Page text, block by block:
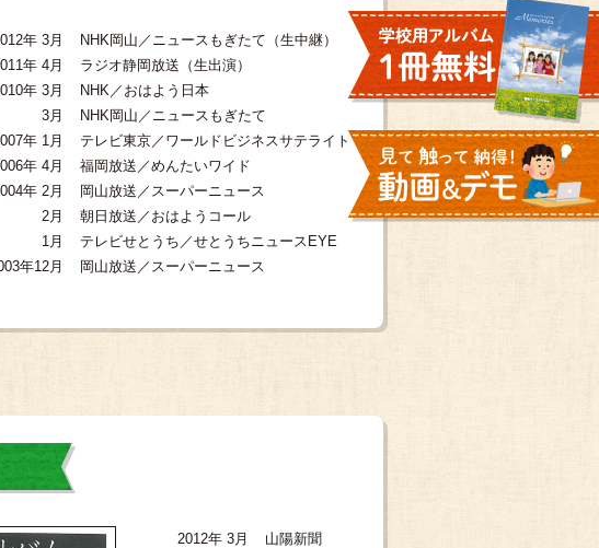
年 3月
NHK岡山／ニュースもぎたて（生中継）
年 4月
ラジオ静岡放送（生出演）
年 3月
NHK／おはよう日本
3月
NHK岡山／ニュースもぎたて
年 1月
テレビ東京／ワールドビジネスサテライト
年 4月
福岡放送／めんたいワイド
年 2月
岡山放送／スーパーニュース
2月
朝日放送／おはようコール
1月
テレビせとうち／せとうちニュースEYE
年12月
岡山放送／スーパーニュース
2012年 3月
山陽新聞